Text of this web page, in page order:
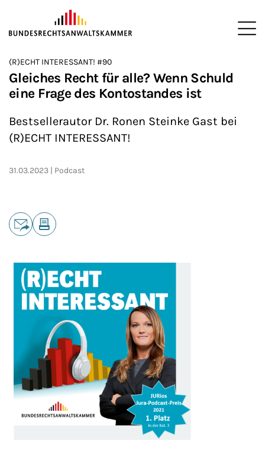
ZUM HAUPTINHALT SPRINGEN
Sie befinden sich hier:
>
Startseite
>
Newsroom
>
Podcasts
(R)ECHT INTERESSANT! #90
Gleiches Recht für alle? Wenn Schuld
eine Frage des Kontostandes ist
Bestsellerautor Dr. Ronen Steinke Gast bei
(R)ECHT INTERESSANT!
31.03.2023 Podcast
Teilen